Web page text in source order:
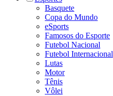
Basquete
Copa do Mundo
eSports
Famosos do Esporte
Futebol Nacional
Futebol Internacional
Lutas
Motor
Tênis
Vôlei